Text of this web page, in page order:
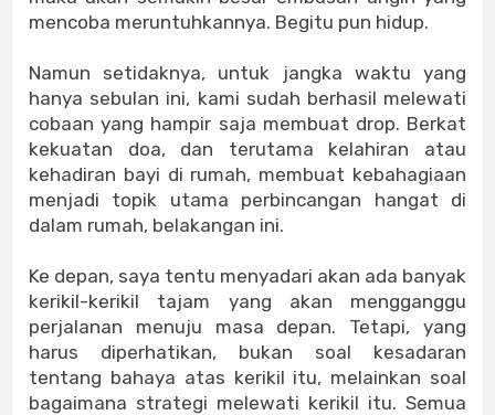
mencoba meruntuhkannya. Begitu pun hidup.
Namun setidaknya, untuk jangka waktu yang
hanya sebulan ini, kami sudah berhasil melewati
cobaan yang hampir saja membuat drop. Berkat
kekuatan doa, dan terutama kelahiran atau
kehadiran bayi di rumah, membuat kebahagiaan
menjadi topik utama perbincangan hangat di
dalam rumah, belakangan ini.
Ke depan, saya tentu menyadari akan ada banyak
kerikil-kerikil tajam yang akan mengganggu
perjalanan menuju masa depan. Tetapi, yang
harus diperhatikan, bukan soal kesadaran
tentang bahaya atas kerikil itu, melainkan soal
bagaimana strategi melewati kerikil itu. Semua